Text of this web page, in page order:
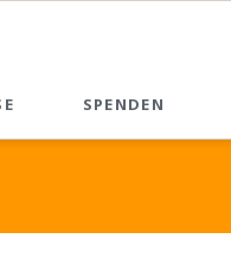
SPENDEN